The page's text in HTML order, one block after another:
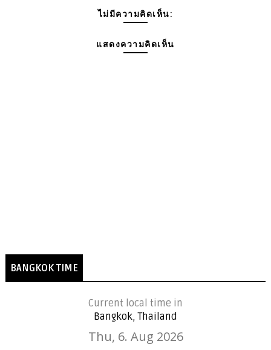
ไม่มีความคิดเห็น:
แสดงความคิดเห็น
BANGKOK TIME
Current local time in
Bangkok, Thailand